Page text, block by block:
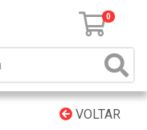
0
VOLTAR